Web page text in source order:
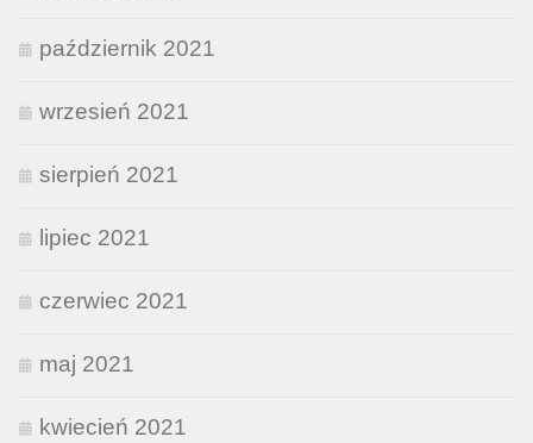
październik 2021
wrzesień 2021
sierpień 2021
lipiec 2021
czerwiec 2021
maj 2021
kwiecień 2021